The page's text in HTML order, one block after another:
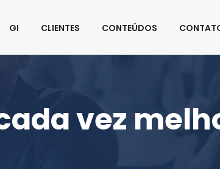
GI CLIENTES CONTEÚDOS
vez